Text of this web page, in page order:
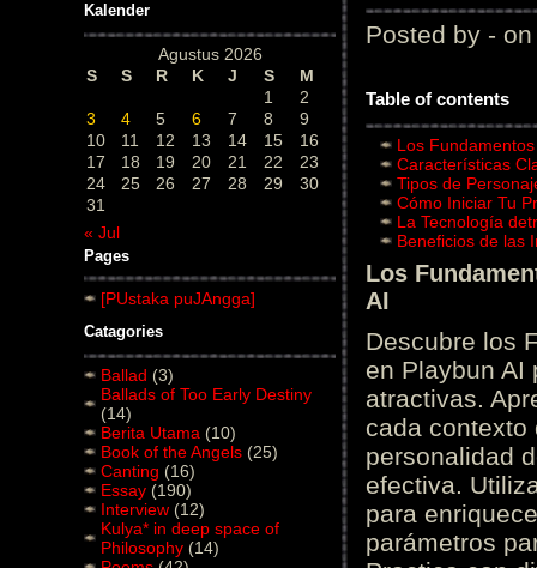
Kalender
Agustus 2026
S
S R K J S
M
1
2
3
4 5 6 7 8
9
10
11 12 13 14 15
16
17
18 19 20 21 22
23
24
25 26 27 28 29
30
31
« Jul
Pages
[PUstaka puJAngga]
Catagories
Ballad (3)
Ballads of Too Early Destiny
(14)
Berita Utama (10)
Book of the Angels (25)
Canting (16)
Essay (190)
Interview (12)
Kulya* in deep space of
Philosophy (14)
Posted by - on
Table of contents
Los
Características
Tipos de
Cómo Iniciar Tu
La Tecnología
Beneficios de las
Los
AI
Descubre los
en Playbun AI
atractivas.
cada contexto
personalidad
efectiva.
para
parámetros